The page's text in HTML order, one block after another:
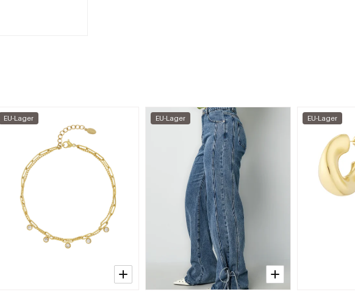
EU-Lager EU-Lager EU-Lager